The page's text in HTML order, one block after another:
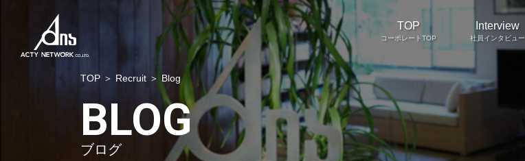
TOP
コーポレートTOP
Interview
社員インタビュー
TOP ＞ Recruit ＞ Blog
BLOG
ブログ